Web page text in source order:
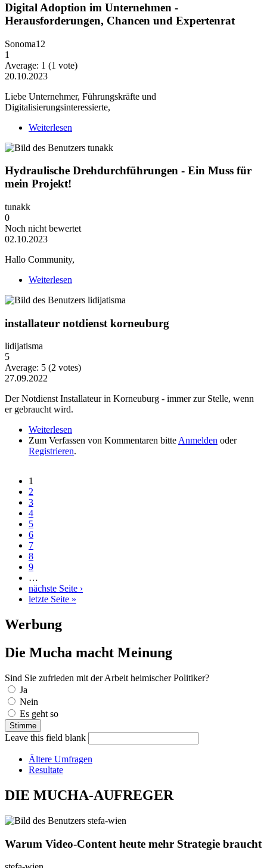
Digital Adoption im Unternehmen -
Herausforderungen, Chancen und Expertenrat
Sonoma12
1
Average: 1 (1 vote)
20.10.2023
Liebe Unternehmer, Führungskräfte und
Digitalisierungsinteressierte,
Weiterlesen
Hydraulische Drehdurchführungen - Ein Muss für
mein Projekt!
tunakk
0
Noch nicht bewertet
02.10.2023
Hallo Community,
Weiterlesen
installateur notdienst korneuburg
lidijatisma
5
Average: 5 (2 votes)
27.09.2022
Der Notdienst Installateur in Korneuburg - immer zur Stelle, wenn
er gebraucht wird.
Weiterlesen
Zum Verfassen von Kommentaren bitteAnmelden oder
Registrieren.
Seiten
1
2
3
4
5
6
7
8
9
…
nächste Seite ›
letzte Seite »
Werbung
Die Mucha macht Meinung
Sind Sie zufrieden mit der Arbeit heimischer Politiker?
Auswahlmöglichkeiten
Ja
Nein
Es geht so
Leave this field blank
Ältere Umfragen
Resultate
DIE MUCHA-AUFREGER
Warum Video-Content heute mehr Strategie braucht